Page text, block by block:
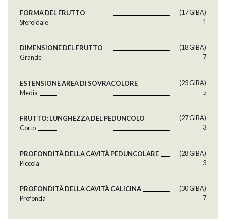
FORMA DEL FRUTTO
(17 GlBA)
Sferoidale
1
DIMENSIONE DEL FRUTTO
(18 GlBA)
Grande
7
ESTENSIONE AREA DI SOVRACOLORE
(23 GlBA)
Media
5
FRUTTO: LUNGHEZZA DEL PEDUNCOLO
(27 GlBA)
Corto
3
PROFONDITÀ DELLA CAVITÀ PEDUNCOLARE
(28 GlBA)
Piccola
3
PROFONDITÀ DELLA CAVITÀ CALICINA
(30 GlBA)
Profonda
7